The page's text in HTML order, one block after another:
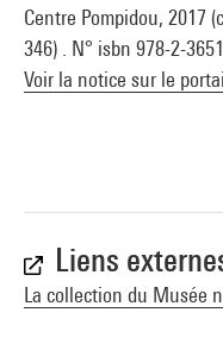
Centre Pompidou, 2017
346) . N° isbn 978-2-
Voir la notice sur le
Liens
La collection du Musée